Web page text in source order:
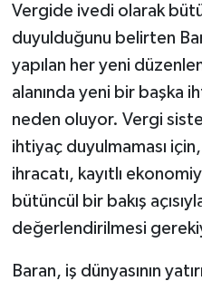
Vergide ivedi olarak
duyulduğunu belirten
yapılan her yeni
alanında yeni bir başka
neden oluyor. Vergi
ihtiyaç duyulmaması
ihracatı, kayıtlı
bütüncül bir bakış
değerlendirilmesi
Baran, iş dünyasının